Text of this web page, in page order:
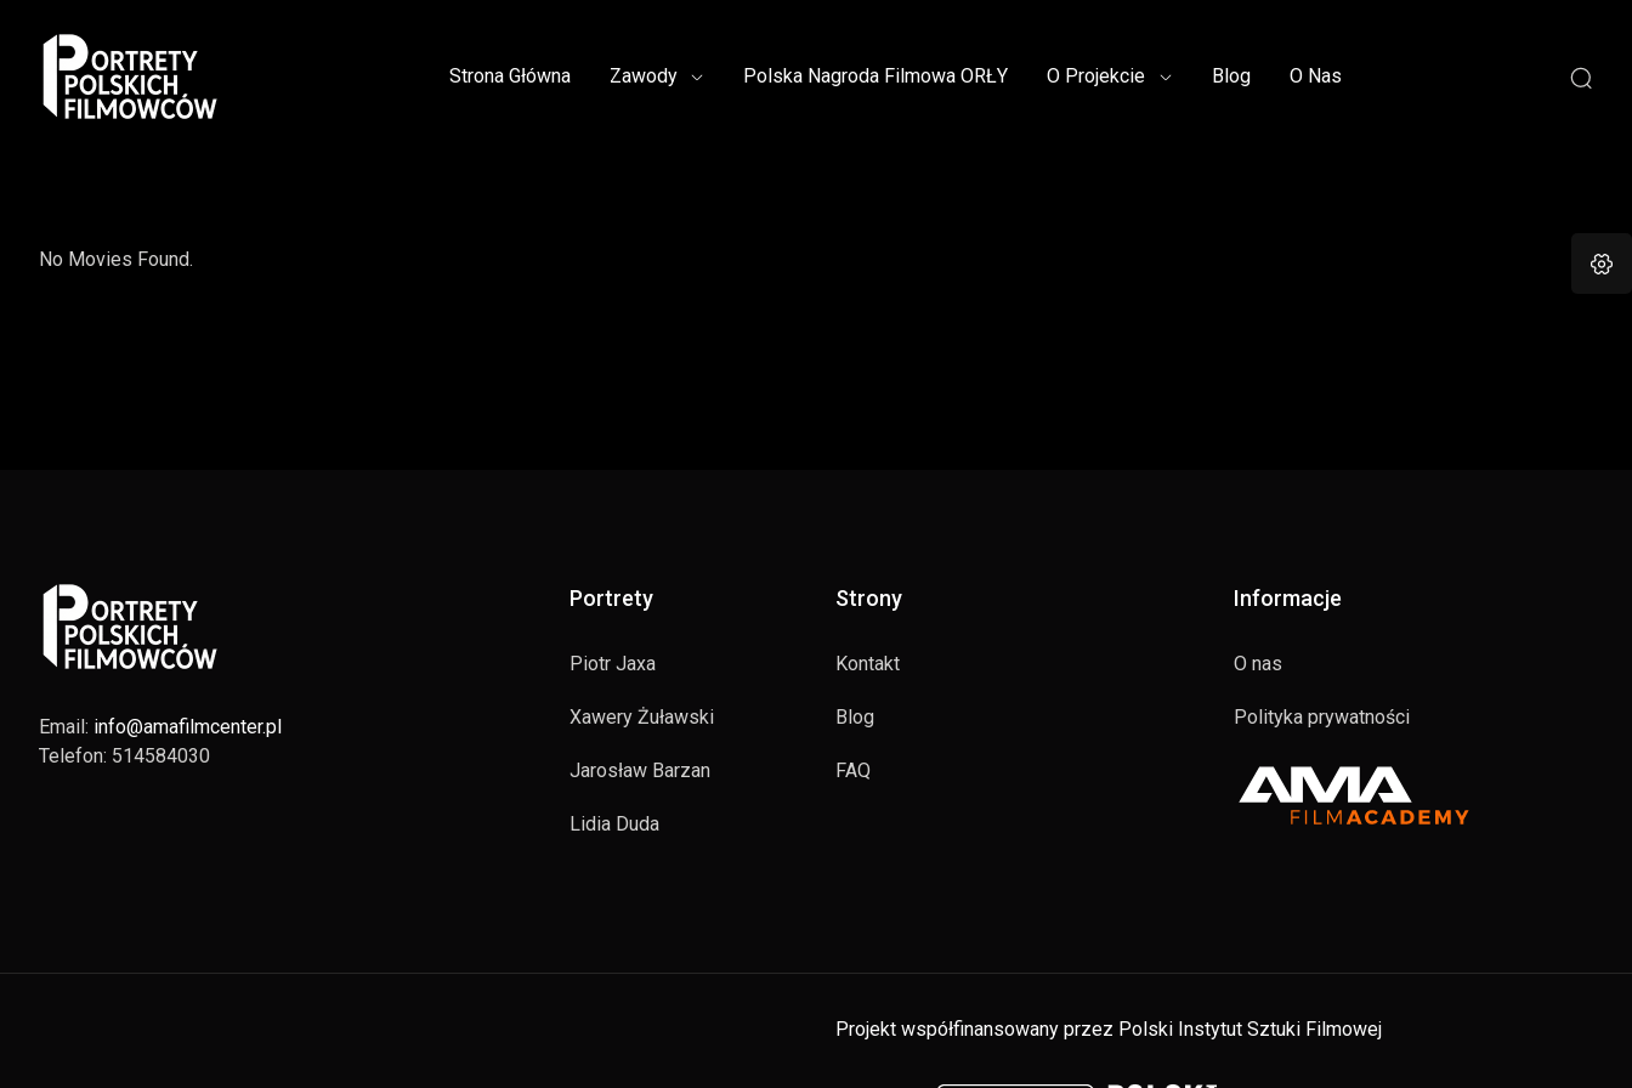
Strona Główna Zawody Polska Nagroda Filmowa ORŁY O Projekcie Blog O Nas
No Movies Found.
Email: info@amafilmcenter.pl
Telefon: 514584030
Portrety
Piotr Jaxa
Xawery Żuławski
Jarosław Barzan
Lidia Duda
Strony
Kontakt
Blog
FAQ
Informacje
O nas
Polityka prywatności
Projekt współfinansowany przez Polski Instytut Sztuki Filmowej